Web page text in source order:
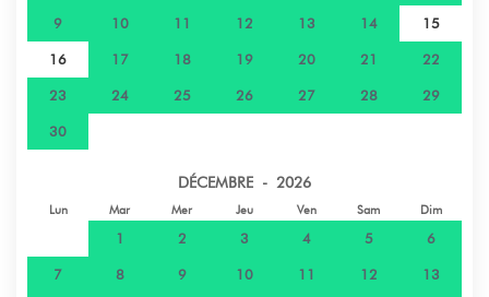
9 10 11 12 13 14 15
16 17 18 19 20 21 22
23 24 25 26 27 28 29
30
DÉCEMBRE - 2026
Lun Mar Mer Jeu Ven Sam Dim
1 2 3 4 5 6
7 8 9 10 11 12 13